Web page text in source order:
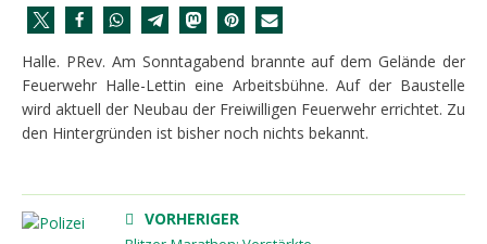
Halle. PRev. Am Sonntagabend brannte auf dem Gelände der
Feuerwehr Halle-Lettin eine Arbeitsbühne. Auf der Baustelle
wird aktuell der Neubau der Freiwilligen Feuerwehr errichtet. Zu
den Hintergründen ist bisher noch nichts bekannt.
VORHERIGER